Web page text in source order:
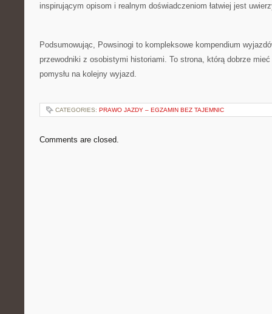
inspirującym opisom i realnym doświadczeniom łatwiej jest
Podsumowując, Powsinogi to kompleksowe kompendium
przewodniki z osobistymi historiami. To strona, którą dobrze
pomysłu na kolejny wyjazd.
CATEGORIES: PRAWO JAZDY – EGZAMIN BEZ TAJEMNIC
Comments are closed.